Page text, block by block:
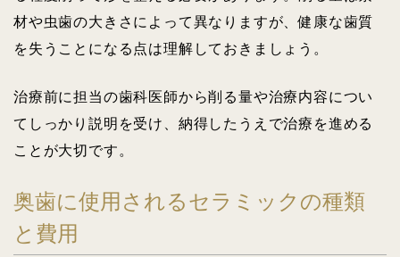
材や虫歯の大きさによって異なりますが、健康な歯質
を失うことになる点は理解しておきましょう。
治療前に担当の歯科医師から削る量や治療内容につい
てしっかり説明を受け、納得したうえで治療を進める
ことが大切です。
奥歯に使用されるセラミックの種類
と費用